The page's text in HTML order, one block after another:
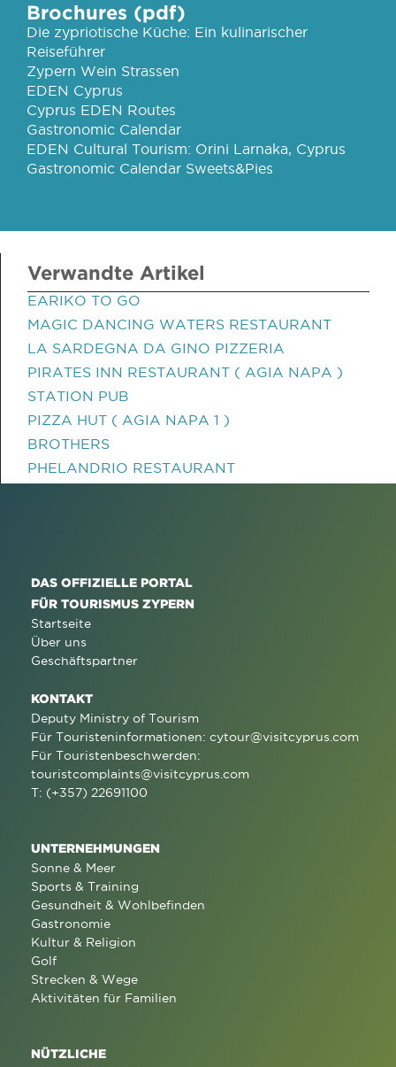
Brochures (pdf)
Die zypriotische Küche: Ein kulinarischer
Reiseführer
Zypern Wein Strassen
EDEN Cyprus
Cyprus EDEN Routes
Gastronomic Calendar
EDEN Cultural Tourism: Orini Larnaka, Cyprus
Gastronomic Calendar Sweets&Pies
Verwandte Artikel
EARIKO TO GO
MAGIC DANCING WATERS RESTAURANT
LA SARDEGNA DA GINO PIZZERIA
PIRATES INN RESTAURANT ( AGIA NAPA )
STATION PUB
PIZZA HUT ( AGIA NAPA 1 )
BROTHERS
PHELANDRIO RESTAURANT
DAS OFFIZIELLE PORTAL
FÜR TOURISMUS ZYPERN
Startseite
Über uns
Geschäftspartner
KONTAKT
Deputy Ministry of Tourism
Für Touristeninformationen: cytour@visitcyprus.com
Für Touristenbeschwerden:
touristcomplaints@visitcyprus.com
T: (+357) 22691100
UNTERNEHMUNGEN
Sonne & Meer
Sports & Training
Gesundheit & Wohlbefinden
Gastronomie
Kultur & Religion
Golf
Strecken & Wege
Aktivitäten für Familien
NÜTZLICHE